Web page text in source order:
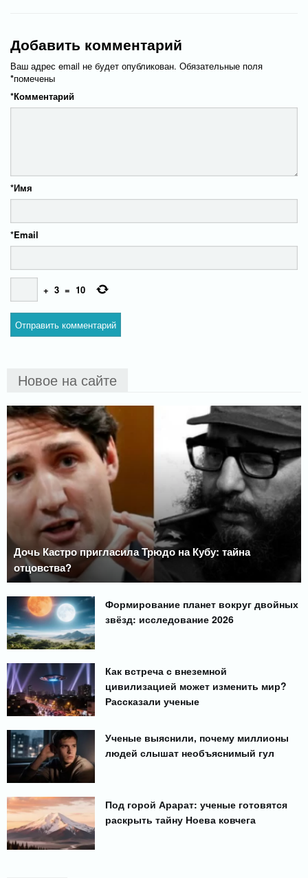
Добавить комментарий
Ваш адрес email не будет опубликован. Обязательные поля
помечены
*
Комментарий
*
Имя
*
Email
*
+ 3 = 10
Новое на сайте
Дочь Кастро пригласила Трюдо на Кубу: тайна
отцовства?
Формирование планет вокруг двойных
звёзд: исследование 2026
Как встреча с внеземной
цивилизацией может изменить мир?
Рассказали ученые
Ученые выяснили, почему миллионы
людей слышат необъяснимый гул
Под горой Арарат: ученые готовятся
раскрыть тайну Ноева ковчега